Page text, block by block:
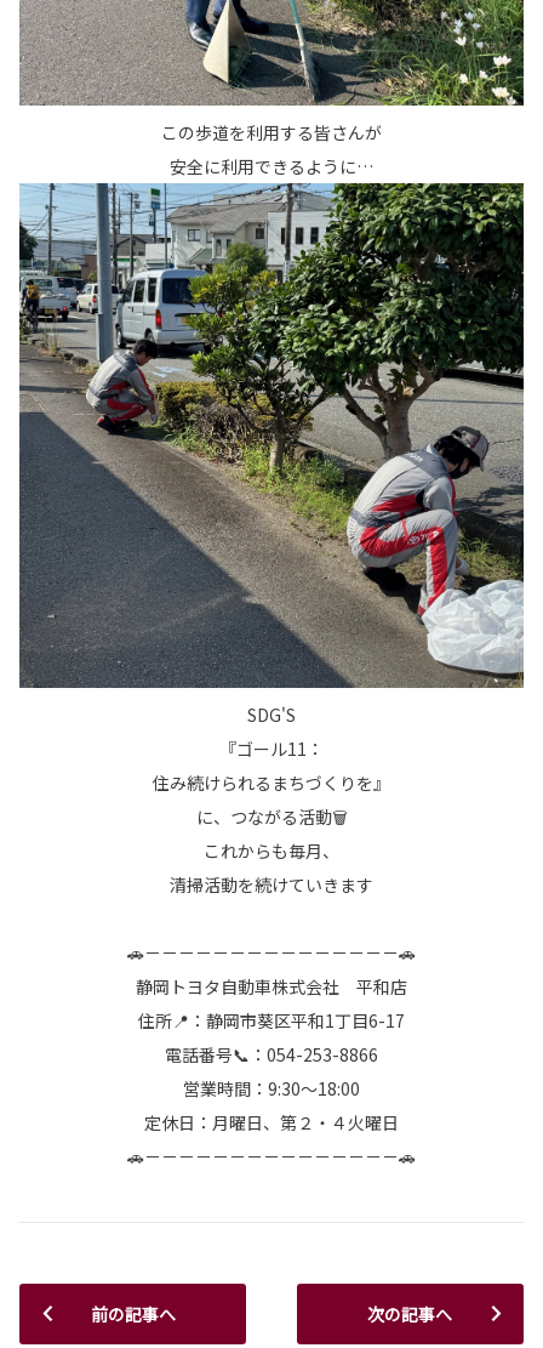
この歩道を利用する皆さんが
安全に利用できるように…
SDG'S
『ゴール11：
住み続けられるまちづくりを』
に、つながる活動🗑️
これからも毎月、
清掃活動を続けていきます
🚗－－－－－－－－－－－－－－－🚗
静岡トヨタ自動車株式会社 平和店
住所📍：静岡市葵区平和1丁目6-17
電話番号📞：054-253-8866
営業時間：9:30～18:00
定休日：月曜日、第２・４火曜日
🚗－－－－－－－－－－－－－－－🚗
前の記事へ 次の記事へ